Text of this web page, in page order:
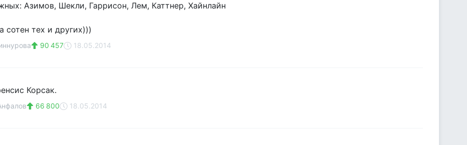
Азимов, Шекли, Гаррисон, Лем, Каттнер, Хайнлайн
сотен тех и других)))
90 457 18.05.2014
Корсак.
66 800 18.05.2014